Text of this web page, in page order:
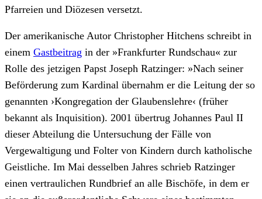
Pfarreien und Diözesen versetzt.
Der amerikanische Autor Christopher Hitchens schreibt in
einem Gastbeitrag in der »Frankfurter Rundschau« zur
Rolle des jetzigen Papst Joseph Ratzinger: »Nach seiner
Beförderung zum Kardinal übernahm er die Leitung der so
genannten ›Kongregation der Glaubenslehre‹ (früher
bekannt als Inquisition). 2001 übertrug Johannes Paul II
dieser Abteilung die Untersuchung der Fälle von
Vergewaltigung und Folter von Kindern durch katholische
Geistliche. Im Mai desselben Jahres schrieb Ratzinger
einen vertraulichen Rundbrief an alle Bischöfe, in dem er